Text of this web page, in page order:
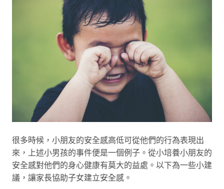
很多時候，小朋友的安全感高低可從他們的行為表現出
來，上述小男孩的事件便是一個例子。從小培養小朋友的
安全感對他們的身心健康有莫大的益處。以下為一些小建
議，讓家長協助子女建立安全感。